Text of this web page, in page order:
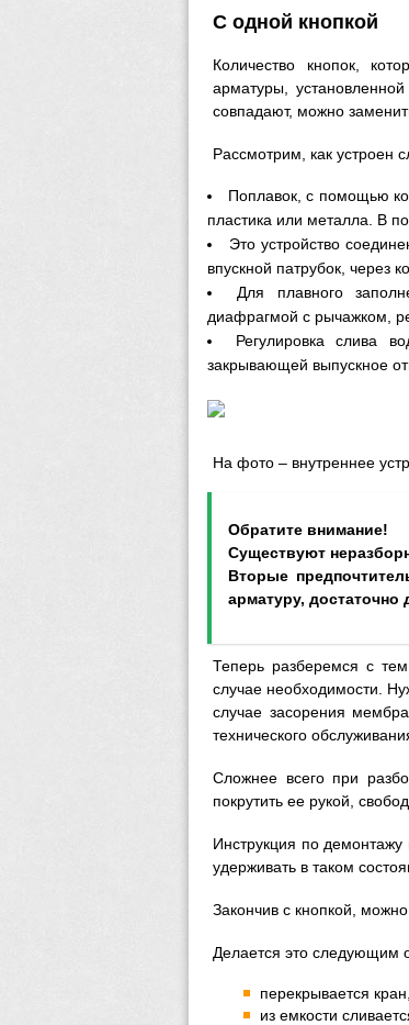
С одной кнопкой
Количество кнопок,
арматуры,
совпадают, можно
Рассмотрим, как устроен
Поплавок, с помощью
пластика или металла. В
Это устройство
впускной патрубок, через
Для плавного
диафрагмой с рычажком,
Регулировка слива
закрывающей выпускное
На фото – внутреннее
Обратите внимание!
Существуют
Вторые
арматуру,
Теперь разберемся с
случае необходимости.
случае засорения
технического
Сложнее всего при
покрутить ее рукой,
Инструкция по демонтажу
удерживать в таком
Закончив с кнопкой,
Делается это следующим
перекрывается
из емкости